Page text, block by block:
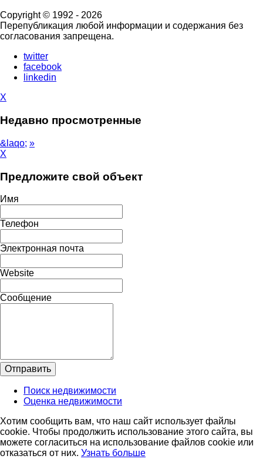
Copyright © 1992 - 2026
Перепубликация любой информации и содержания без
согласования запрещена.
twitter
facebook
linkedin
X
Недавно просмотренные
&laqo; »
X
Предложите свой объект
Имя
Телефон
Электронная почта
Website
Cообщение
Oтправить
Поиск недвижимости
Оценка недвижимости
Хотим сообщить вам, что наш сайт использует файлы
cookie. Чтобы продолжить использование этого сайта, вы
можете согласиться на использование файлов cookie или
отказаться от них. Узнать больше